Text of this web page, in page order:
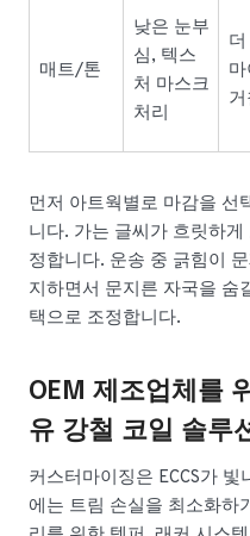
매트/톤
낮은 눈부
심, 텍스
처 마스크
처리
거
먼저 아트웍별로 마감을 선
니다. 가는 글씨가 흐릿하
정합니다. 운송 중 긁힘이
지하면서 문지른 자국을 숨
택으로 조정합니다.
OEM 제조업체를
유 강철 코일 솔루
커스터마이징은 ECCS가
에는 트림 손실을 최소화하